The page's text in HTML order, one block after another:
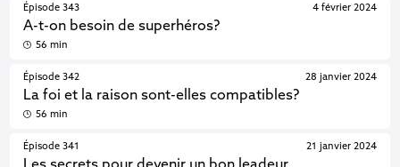
Épisode 343
A-t-on besoin de superhéros?
4 février 2024
56 min
Épisode 342
La foi et la raison sont-elles compatibles?
28 janvier 2024
56 min
Épisode 341 21 janvier 2024